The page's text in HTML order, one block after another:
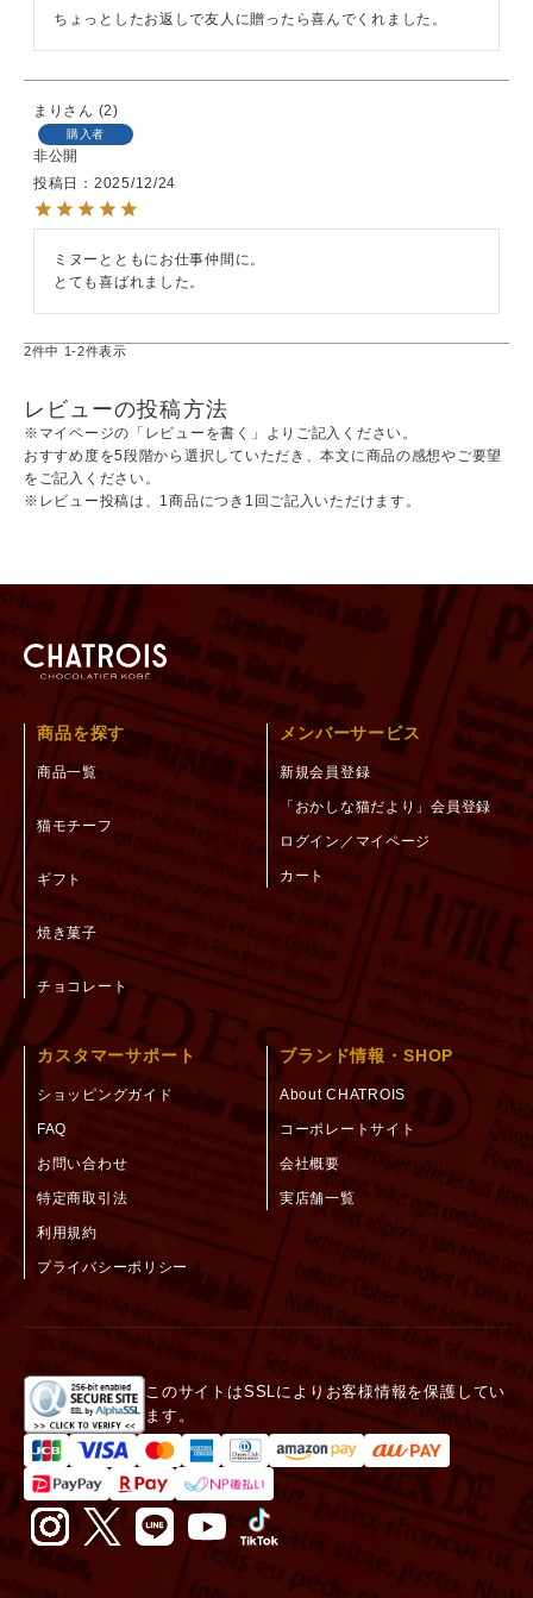
まり 2
購入者
非公開
投稿日
2025/12/24
ミヌーとともにお仕事仲間に。
とても喜ばれました。
2件中 1-2件表示
レビューの投稿方法
※マイページの「レビューを書く」よりご記入ください。
おすすめ度を5段階から選択していただき、本文に商品の感想やご要望
をご記入ください。
※レビュー投稿は、1商品につき1回ご記入いただけます。
商品を探す
商品一覧
猫モチーフ
ギフト
焼き菓子
チョコレート
メンバーサービス
新規会員登録
「おかしな猫だより」会員登録
ログイン／マイページ
カート
カスタマーサポート
ショッピングガイド
FAQ
お問い合わせ
特定商取引法
利用規約
プライバシーポリシー
ブランド情報・SHOP
About CHATROIS
コーポレートサイト
会社概要
実店舗一覧
このサイトはSSLによりお客様情報を保護してい
ます。